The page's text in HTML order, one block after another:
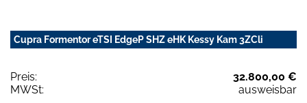
Cupra Formentor eTSI EdgeP SHZ eHK Kessy Kam 3ZCli
Preis:
32.800,00 €
MWSt:
ausweisbar